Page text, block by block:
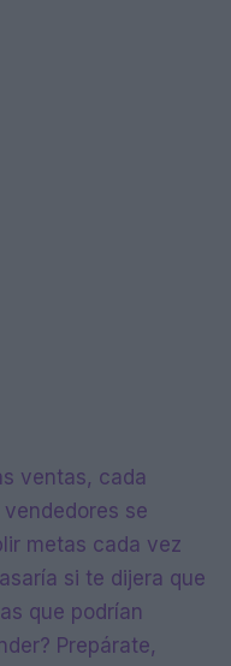
ventas, cada
se
metas cada vez
si te dijera que
que podrían
Prepárate,